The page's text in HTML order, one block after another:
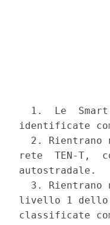
1.  Le
identificate
2. Rientrano
rete  TEN-T,
autostradale.
3. Rientrano
livello 1